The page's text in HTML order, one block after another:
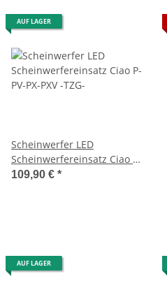
AUF LAGER
Scheinwerfer LED
Scheinwerfereinsatz Ciao P-
PV-PX-PXV -TZG-
109,90 € *
AUF LAGER